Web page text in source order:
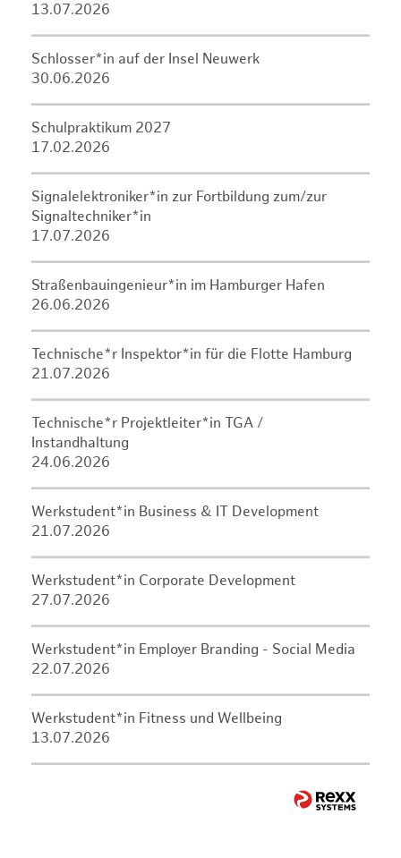
13.07.2026
Schlosser*in auf der Insel Neuwerk
30.06.2026
Schulpraktikum 2027
17.02.2026
Signalelektroniker*in zur Fortbildung zum/zur
Signaltechniker*in
17.07.2026
Straßenbauingenieur*in im Hamburger Hafen
26.06.2026
Technische*r Inspektor*in für die Flotte Hamburg
21.07.2026
Technische*r Projektleiter*in TGA /
Instandhaltung
24.06.2026
Werkstudent*in Business & IT Development
21.07.2026
Werkstudent*in Corporate Development
27.07.2026
Werkstudent*in Employer Branding - Social Media
22.07.2026
Werkstudent*in Fitness und Wellbeing
13.07.2026